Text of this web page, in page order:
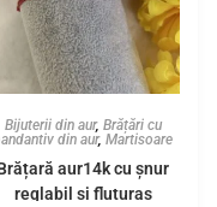
Bijuterii din aur, Brățări cu
din aur, Martisoare
aur14k cu șnur
reglabil și fluturaș